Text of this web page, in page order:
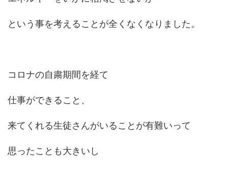
という事を考えることが全くなくなりました。
コロナの自粛期間を経て
仕事ができること、
来てくれる生徒さんがいることが有難いって
思ったことも大きいし